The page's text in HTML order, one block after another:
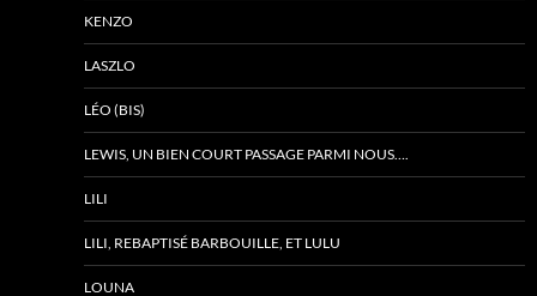
KENZO
LASZLO
LÉO (BIS)
LEWIS, UN BIEN COURT PASSAGE PARMI NOUS….
LILI
LILI, REBAPTISÉ BARBOUILLE, ET LULU
LOUNA